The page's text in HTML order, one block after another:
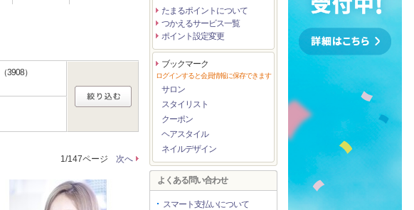
（3908）
1/147ページ 次へ
たまるポイントについて
つかえるサービス一覧
ポイント設定変更
ブックマーク
ログインすると会員情報に保存できます
サロン
スタイリスト
クーポン
ヘアスタイル
ネイルデザイン
よくある問い合わせ
スマート支払いについて